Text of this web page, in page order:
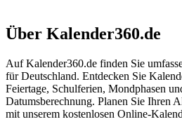
Über Kalender360.de
Auf Kalender360.de finden Sie
für Deutschland. Entdecken Sie
Feiertage, Schulferien, Mondphasen
Datumsberechnung. Planen Sie Ihren
mit unserem kostenlosen Online-